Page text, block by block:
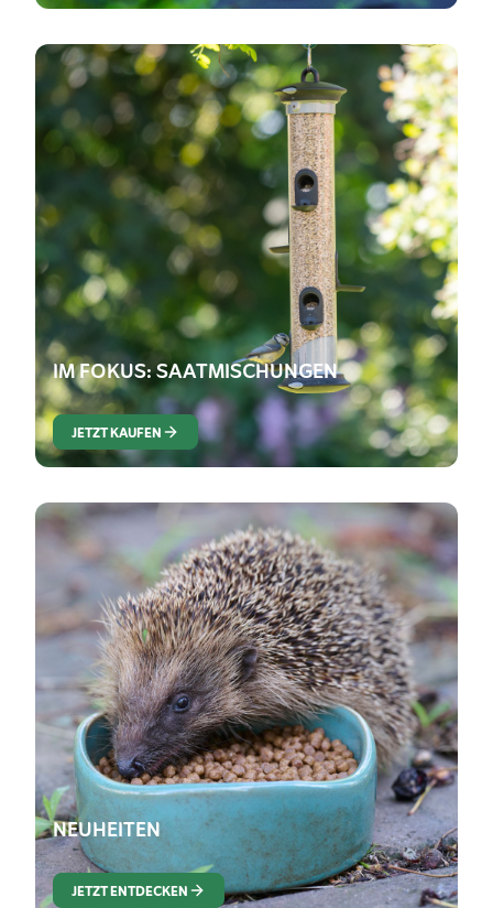
IM FOKUS: SAATMISCHUNGEN
JETZT KAUFEN
NEUHEITEN
JETZT ENTDECKEN